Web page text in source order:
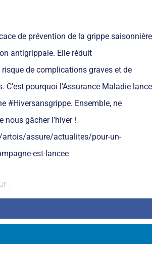
de prévention de la grippe saisonnière
antigrippale. Elle réduit
de complications graves et de
C’est pourquoi l’Assurance Maladie lance
#Hiversansgrippe. Ensemble, ne
nous gâcher l’hiver !
assure/actualites/pour-un-
est-lancee
: